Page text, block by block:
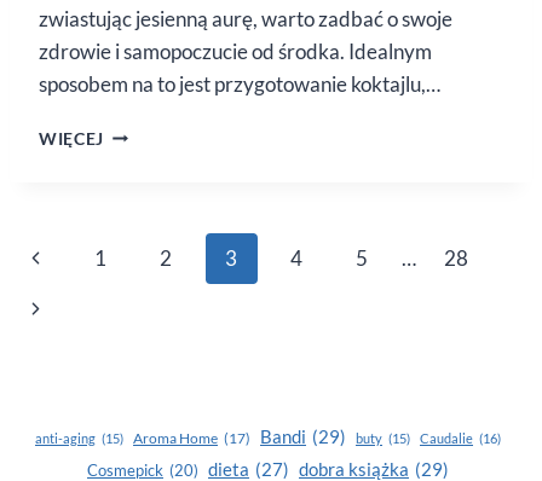
zwiastując jesienną aurę, warto zadbać o swoje
zdrowie i samopoczucie od środka. Idealnym
sposobem na to jest przygotowanie koktajlu,…
WIĘCEJ JESIENNY
Nawigacja
strony
Poprzednia
strona
1 2 3 4 5 …
28
Następna
anti-aging (15) Aroma Home (17) Bandi (29) buty (15) Caudalie (16)
Cosmepick (20) dieta (27) dobra książka (29)